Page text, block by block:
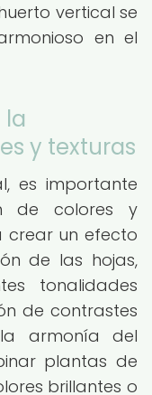
vertical se
en el
la
y texturas
es importante
de colores y
crear un efecto
de las hojas,
tonalidades
de contrastes
armonía del
plantas de
brillantes o